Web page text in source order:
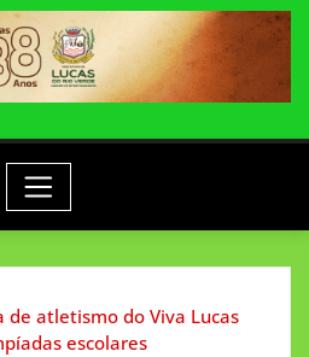
de atletismo do Viva Lucas
escolares